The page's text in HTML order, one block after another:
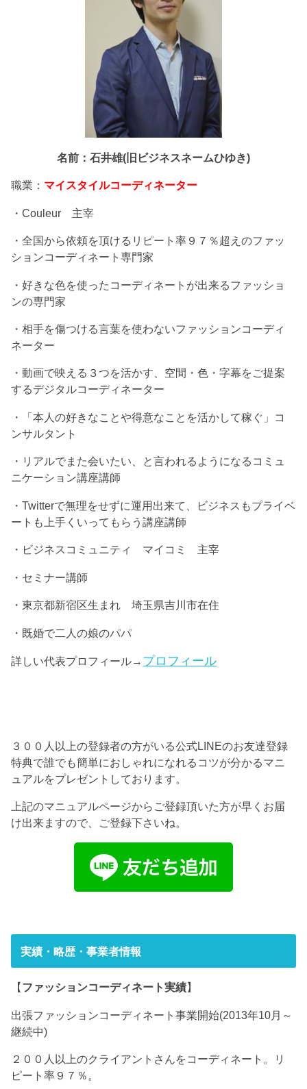
名前：石井雄(旧ビジネスネームひゆき)
職業： マイスタイルコーディネーター
・Couleur 主宰
・全国から依頼を頂けるリピート率９７％超えのファッ
ションコーディネート専門家
・好きな色を使ったコーディネートが出来るファッショ
ンの専門家
・相手を傷つける言葉を使わないファッションコーディ
ネーター
・動画で映える３つを活かす、空間・色・字幕をご提案
するデジタルコーディネーター
・「本人の好きなことや得意なことを活かして稼ぐ」コ
ンサルタント
・リアルでまた会いたい、と言われるようになるコミュ
ニケーション講座講師
・Twitterで無理をせずに運用出来て、ビジネスもプライベ
ートも上手くいってもらう講座講師
・ビジネスコミュニティ マイコミ 主宰
・セミナー講師
・東京都新宿区生まれ 埼玉県吉川市在住
・既婚で二人の娘のパパ
詳しい代表プロフィール→ プロフィール
３００人以上の登録者の方がいる公式LINEのお友達登録
特典で誰でも簡単におしゃれになれるコツが分かるマニ
ュアルをプレゼントしております。
上記のマニュアルページからご登録頂いた方が早くお届
け出来ますので、ご登録下さいね。
実績・略歴・事業者情報
【 ファッションコーディネート実績】
出張ファッションコーディネート事業開始(2013年10月～
継続中)
２００人以上のクライアントさんをコーディネート。リ
ピート率９７％。